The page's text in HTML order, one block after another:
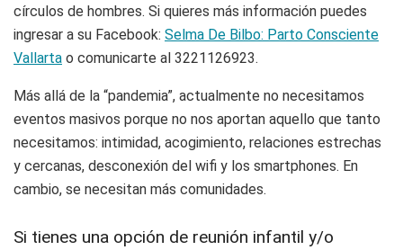
círculos de hombres. Si quieres más información puedes
ingresar a su Facebook: Selma De Bilbo: Parto Consciente
Vallarta o comunicarte al 3221126923.
Más allá de la “pandemia”, actualmente no necesitamos
eventos masivos porque no nos aportan aquello que tanto
necesitamos: intimidad, acogimiento, relaciones estrechas
y cercanas, desconexión del wifi y los smartphones. En
cambio, se necesitan más comunidades.
Si tienes una opción de reunión infantil y/o